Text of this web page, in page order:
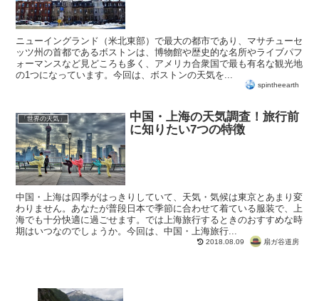
ニューイングランド（米北東部）で最大の都市であり、マサチューセ
ッツ州の首都であるボストンは、博物館や歴史的な名所やライブパフ
ォーマンスなど見どころも多く、アメリカ合衆国で最も有名な観光地
の1つになっています。今回は、ボストンの天気を...
spintheearth
「世界の天気」
中国・上海の天気調査！旅行前
に知りたい7つの特徴
中国・上海は四季がはっきりしていて、天気・気候は東京とあまり変
わりません。あなたが普段日本で季節に合わせて着ている服装で、上
海でも十分快適に過ごせます。では上海旅行するときのおすすめな時
期はいつなのでしょうか。今回は、中国・上海旅行...
2018.08.09 扇ガ谷道房